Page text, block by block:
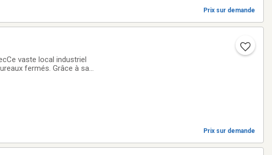
Prix sur demande
vaste local industriel
fermés. Grâce à sa
Prix sur demande